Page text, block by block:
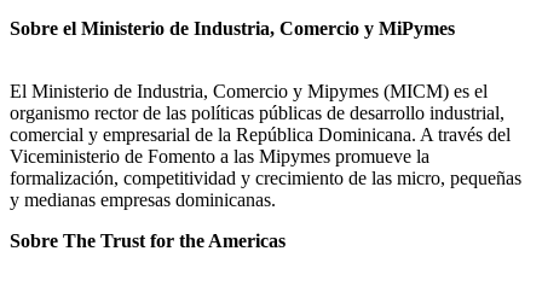
Sobre el Ministerio de Industria, Comercio y MiPymes
El Ministerio de Industria, Comercio y Mipymes (MICM) es el
organismo rector de las políticas públicas de desarrollo industrial,
comercial y empresarial de la República Dominicana. A través del
Viceministerio de Fomento a las Mipymes promueve la
formalización, competitividad y crecimiento de las micro, pequeñas
y medianas empresas dominicanas.
Sobre The Trust for the Americas